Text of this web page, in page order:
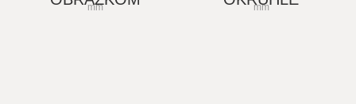
mm
mm